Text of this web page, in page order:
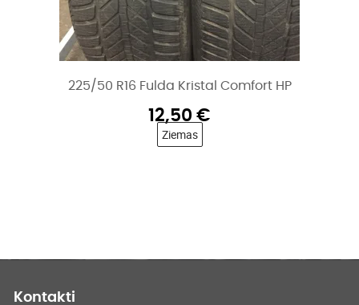
225/50 R16 Fulda Kristal Comfort HP
12,50 €
Ziemas
Kontakti